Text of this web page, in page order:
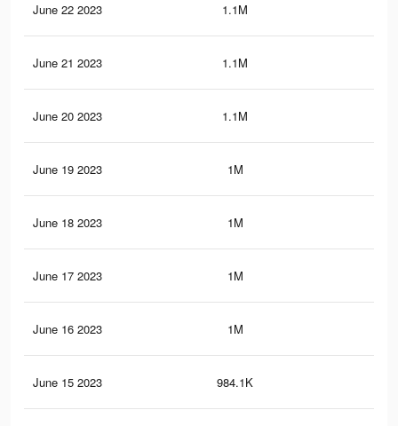
June 22 2023 1.1M
June 21 2023 1.1M
June 20 2023 1.1M
June 19 2023 1M
June 18 2023 1M
June 17 2023 1M
June 16 2023 1M
June 15 2023 984.1K